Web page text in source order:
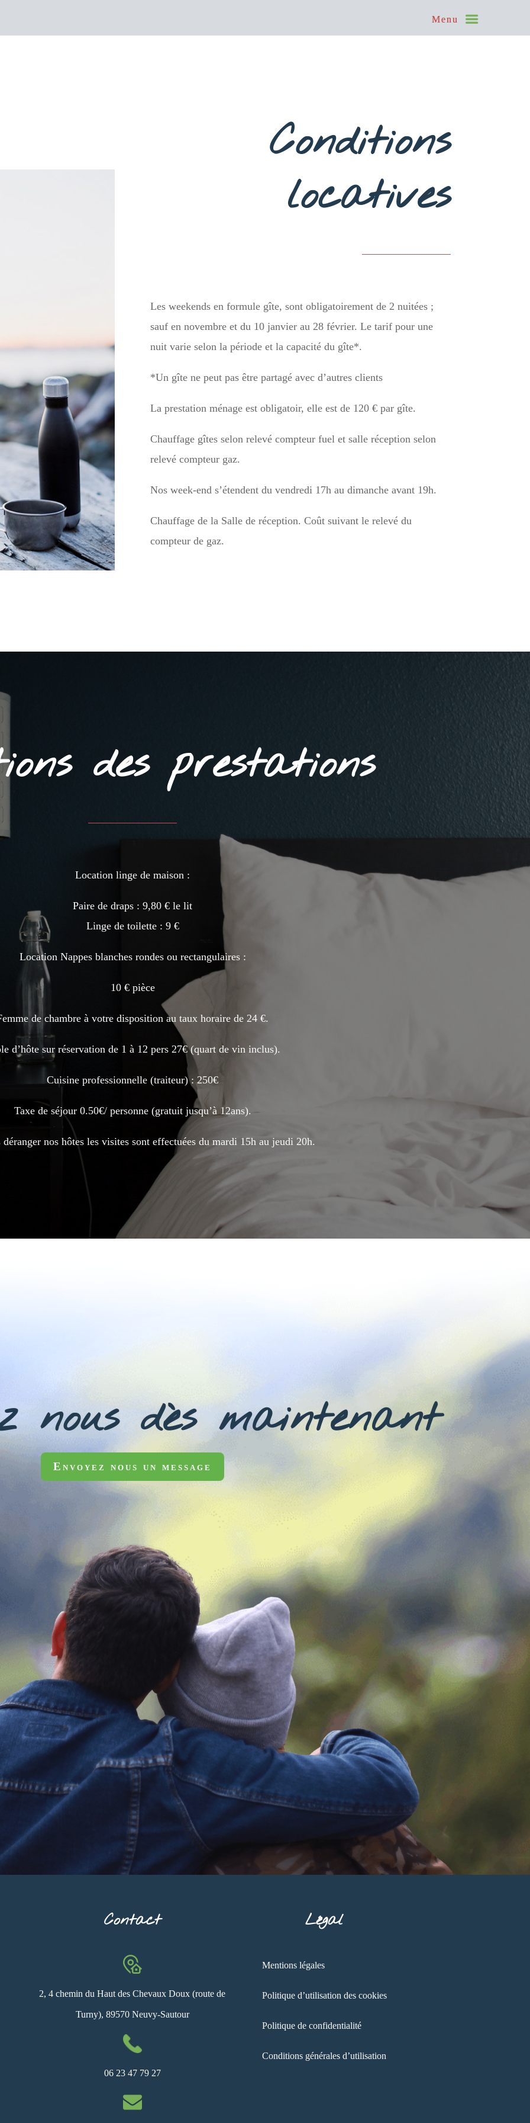
Conditions
locatives
Les weekends en formule gîte, sont obligatoirement de 2 nuitées ;
sauf en novembre et du 10 janvier au 28 février. Le tarif pour une
nuit varie selon la période et la capacité du gîte*.
*Un gîte ne peut pas être partagé avec d’autres clients
La prestation ménage est obligatoir, elle est de 120 € par gîte.
Chauffage gîtes selon relevé compteur fuel et salle réception selon
relevé compteur gaz.
Nos week-end s’étendent du vendredi 17h au dimanche avant 19h.
Chauffage de la Salle de réception. Coût suivant le relevé du
compteur de gaz.
des prestations
Location linge de maison :
Paire de draps : 9,80 € le lit
Linge de toilette : 9 €
Location Nappes blanches rondes ou rectangulaires :
10 € pièce
de chambre à votre disposition au taux horaire de 24 €.
d’hôte sur réservation de 1 à 12 pers 27€ (quart de vin inclus).
Cuisine professionnelle (traiteur) : 250€
Taxe de séjour 0.50€/ personne (gratuit jusqu’à 12ans).
déranger nos hôtes les visites sont effectuées du mardi 15h au jeudi 20h.
nous dès maintenant
Envoyez nous un message
Contact
2, 4 chemin du Haut des Chevaux Doux (route de
Turny), 89570 Neuvy-Sautour
06 23 47 79 27
Légal
Mentions légales
Politique d’utilisation des cookies
Politique de confidentialité
Conditions générales d’utilisation